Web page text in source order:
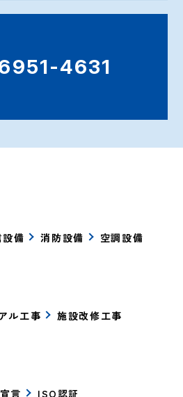
4631
備 消防設備
空調設備
ル工事
施設改修工事
言 ISO認証